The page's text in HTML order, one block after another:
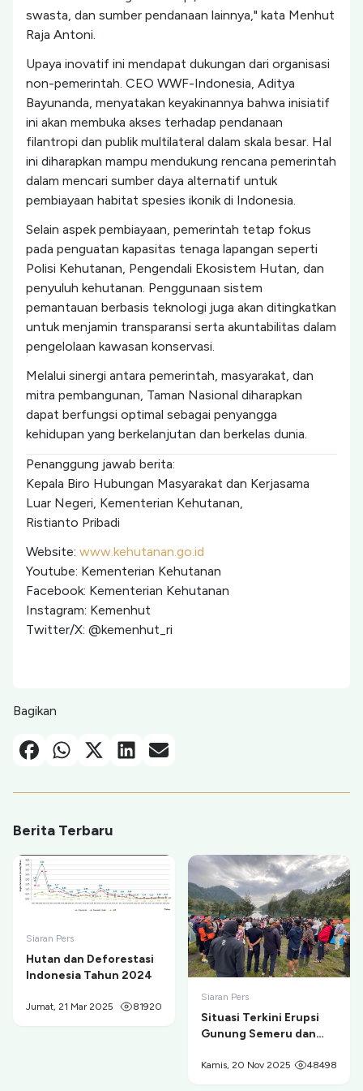
swasta, dan sumber pendanaan lainnya," kata Menhut
Raja Antoni.
Upaya inovatif ini mendapat dukungan dari organisasi
non-pemerintah. CEO WWF-Indonesia, Aditya
Bayunanda, menyatakan keyakinannya bahwa inisiatif
ini akan membuka akses terhadap pendanaan
filantropi dan publik multilateral dalam skala besar. Hal
ini diharapkan mampu mendukung rencana pemerintah
dalam mencari sumber daya alternatif untuk
pembiayaan habitat spesies ikonik di Indonesia.
Selain aspek pembiayaan, pemerintah tetap fokus
pada penguatan kapasitas tenaga lapangan seperti
Polisi Kehutanan, Pengendali Ekosistem Hutan, dan
penyuluh kehutanan. Penggunaan sistem
pemantauan berbasis teknologi juga akan ditingkatkan
untuk menjamin transparansi serta akuntabilitas dalam
pengelolaan kawasan konservasi.
Melalui sinergi antara pemerintah, masyarakat, dan
mitra pembangunan, Taman Nasional diharapkan
dapat berfungsi optimal sebagai penyangga
kehidupan yang berkelanjutan dan berkelas dunia.
Penanggung jawab berita:
Kepala Biro Hubungan Masyarakat dan Kerjasama
Luar Negeri, Kementerian Kehutanan,
Ristianto Pribadi
Website: www.kehutanan.go.id
Youtube: Kementerian Kehutanan
Facebook: Kementerian Kehutanan
Instagram: Kemenhut
Twitter/X: @kemenhut_ri
Bagikan
FacebookWhatsappX-TwitterLinkedin
Email
Berita Terbaru
Siaran Pers
Hutan dan Deforestasi
Indonesia Tahun 2024
Jumat, 21 Mar 2025 81920
Siaran Pers
Situasi Terkini Erupsi
Gunung Semeru dan
Ranu Kumbolo
Kamis, 20 Nov 2025 48498